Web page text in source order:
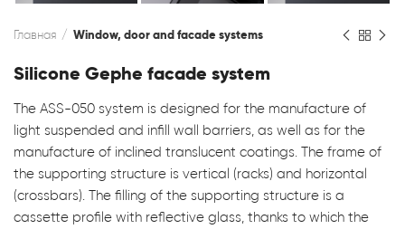
Главная Window, door and facade systems
Silicone Gephe facade system
The ASS-050 system is designed for the manufacture of
light suspended and infill wall barriers, as well as for the
manufacture of inclined translucent coatings. The frame of
the supporting structure is vertical (racks) and horizontal
(crossbars). The filling of the supporting structure is a
cassette profile with reflective glass, thanks to which the